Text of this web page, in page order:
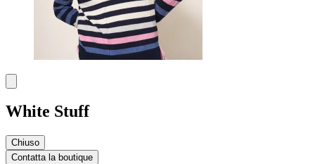
White Stuff
Chiuso
Contatta la boutique